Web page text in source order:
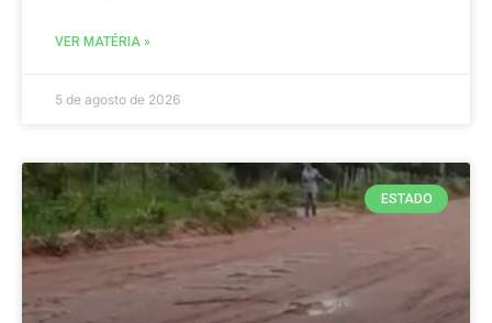
VER MATÉRIA »
5 de agosto de 2026
ESTADO